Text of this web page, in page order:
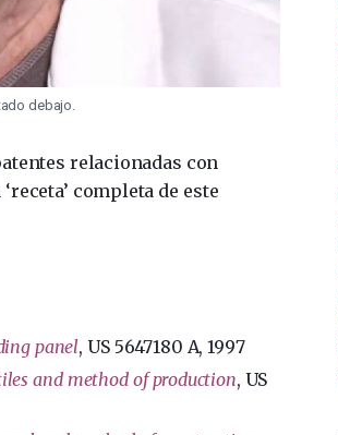
debajo.
relacionadas con
completa de este
panel, US 5647180 A, 1997
and method of production, US